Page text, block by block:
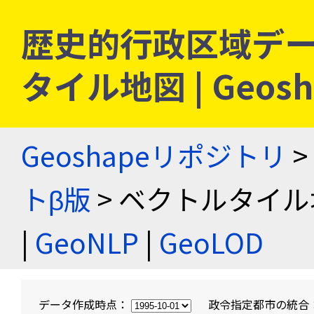
歴史的行政区域デ
タイル地図 |
Geoshapeリポジトリ >
トβ版 > ベクトルタイ
| GeoNLP | GeoLOD
データ作成時点： 政令指定都市の統